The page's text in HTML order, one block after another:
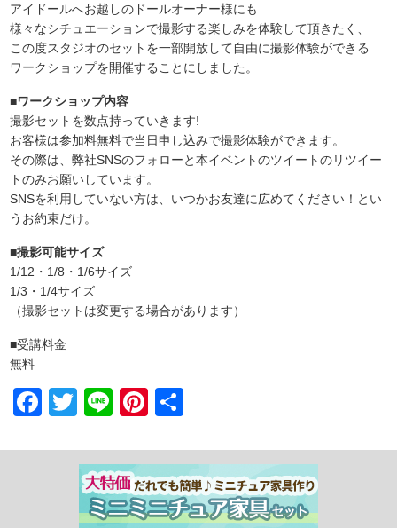
アイドールへお越しのドールオーナー様にも
様々なシチュエーションで撮影する楽しみを体験して頂きたく、
この度スタジオのセットを一部開放して自由に撮影体験ができる
ワークショップを開催することにしました。
■ワークショップ内容
撮影セットを数点持っていきます!
お客様は参加料無料で当日申し込みで撮影体験ができます。
その際は、弊社SNSのフォローと本イベントのツイートのリツイー
トのみお願いしています。
SNSを利用していない方は、いつかお友達に広めてください！とい
うお約束だけ。
■撮影可能サイズ
1/12・1/8・1/6サイズ
1/3・1/4サイズ
（撮影セットは変更する場合があります）
■受講料金
無料
Facebook
Twitter
LinePinterest